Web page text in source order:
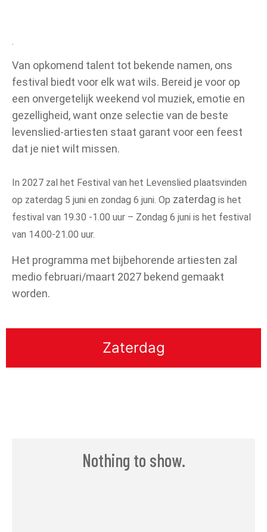
.
Van opkomend talent tot bekende namen, ons
festival biedt voor elk wat wils. Bereid je voor op
een onvergetelijk weekend vol muziek, emotie en
gezelligheid, want onze selectie van de beste
levenslied-artiesten staat garant voor een feest
dat je niet wilt missen.
In 2027 zal het Festival van het Levenslied plaatsvinden
op zaterdag 5 juni en zondag 6 juni. Op zaterdag is het
festival van 19.30 -1.00 uur – Zondag 6 juni is het festival
van 14.00-21.00 uur.
Het programma met bijbehorende artiesten zal
medio februari/maart 2027 bekend gemaakt
worden.
Zaterdag
Nothing to show.